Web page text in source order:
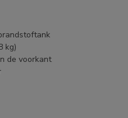
kg)
de voorkant